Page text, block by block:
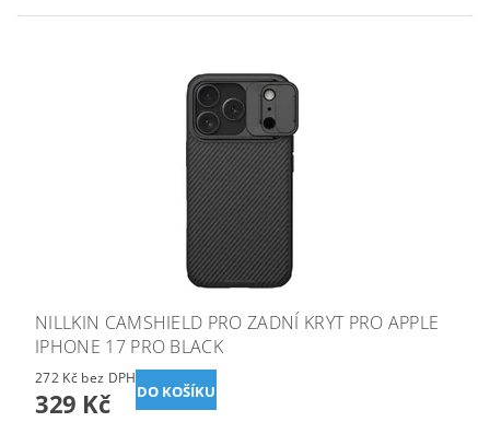
NILLKIN CAMSHIELD PRO ZADNÍ KRYT PRO APPLE
IPHONE 17 PRO BLACK
272 Kč bez DPH
329 Kč